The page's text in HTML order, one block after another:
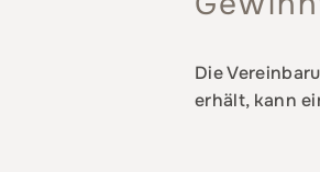
Die
erhält, kann